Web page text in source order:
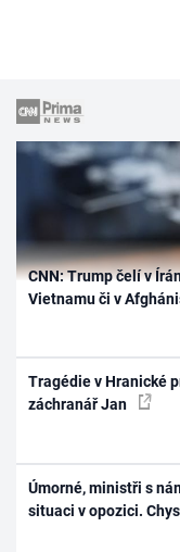
CNN: Trump čelí v
Vietnamu či v
Tragédie v Hranické
záchranář Jan
Úmorné, ministři s
situaci v opozici.